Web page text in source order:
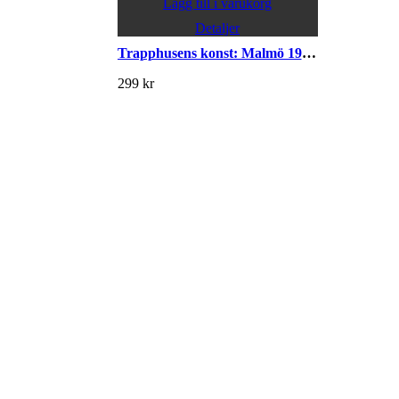
Lägg till i varukorg
Detaljer
Trapphusens konst: Malmö 1930–1940
299 kr